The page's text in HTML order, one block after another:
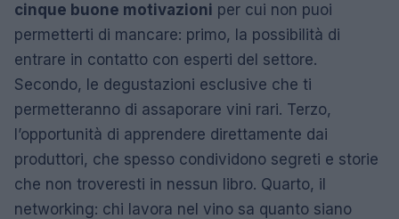
cinque buone motivazioni per cui non puoi
permetterti di mancare: primo, la possibilità di
entrare in contatto con esperti del settore.
Secondo, le degustazioni esclusive che ti
permetteranno di assaporare vini rari. Terzo,
l’opportunità di apprendere direttamente dai
produttori, che spesso condividono segreti e storie
che non troveresti in nessun libro. Quarto, il
networking: chi lavora nel vino sa quanto siano